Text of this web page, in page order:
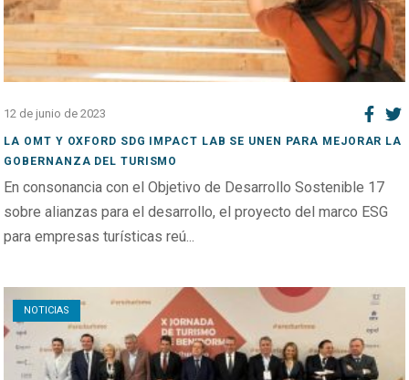
12 de junio de 2023
LA OMT Y OXFORD SDG IMPACT LAB SE UNEN PARA MEJORAR LA
GOBERNANZA DEL TURISMO
En consonancia con el Objetivo de Desarrollo Sostenible 17
sobre alianzas para el desarrollo, el proyecto del marco ESG
para empresas turísticas reú...
NOTICIAS
Open post